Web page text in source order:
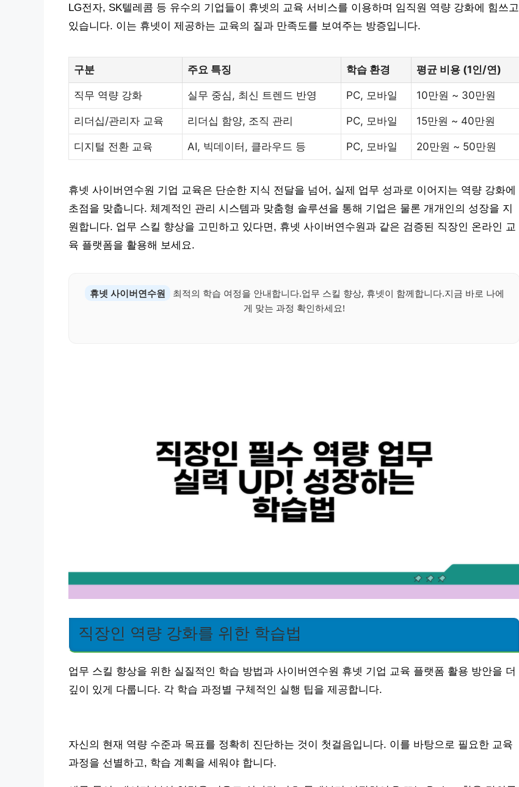
LG전자, SK텔레콤 등 유수의 기업들이 휴넷의 교육 서비스를 이용하며 임직원 역량 강화에 힘쓰고
있습니다. 이는 휴넷이 제공하는 교육의 질과 만족도를 보여주는 방증입니다.
구분 주요 특징 학습 환경 평균 비용 (1인/연)
직무 역량 강화 실무 중심, 최신 트렌드 반영 PC, 모바일 10만원 ~ 30만원
리더십/관리자 교육 리더십 함양, 조직 관리 PC, 모바일 15만원 ~ 40만원
디지털 전환 교육 AI, 빅데이터, 클라우드 등 PC, 모바일 20만원 ~ 50만원
휴넷 사이버연수원 기업 교육은 단순한 지식 전달을 넘어, 실제 업무 성과로 이어지는 역량 강화에
초점을 맞춥니다. 체계적인 관리 시스템과 맞춤형 솔루션을 통해 기업은 물론 개개인의 성장을 지
원합니다. 업무 스킬 향상을 고민하고 있다면, 휴넷 사이버연수원과 같은 검증된 직장인 온라인 교
육 플랫폼을 활용해 보세요.
휴넷 사이버연수원
최적의 학습 여정을 안내합니다.업무 스킬 향상, 휴넷이 함께합니다.지금 바로 나에
게 맞는 과정 확인하세요!
직장인 역량 강화를 위한 학습법
업무 스킬 향상을 위한 실질적인 학습 방법과 사이버연수원 휴넷 기업 교육 플랫폼 활용 방안을 더
깊이 있게 다룹니다. 각 학습 과정별 구체적인 실행 팁을 제공합니다.
자신의 현재 역량 수준과 목표를 정확히 진단하는 것이 첫걸음입니다. 이를 바탕으로 필요한 교육
과정을 선별하고, 학습 계획을 세워야 합니다.